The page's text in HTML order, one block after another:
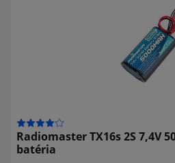
Radiomaster TX16s 2S 7,4V
batéria